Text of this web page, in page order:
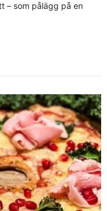
– som pålägg på en